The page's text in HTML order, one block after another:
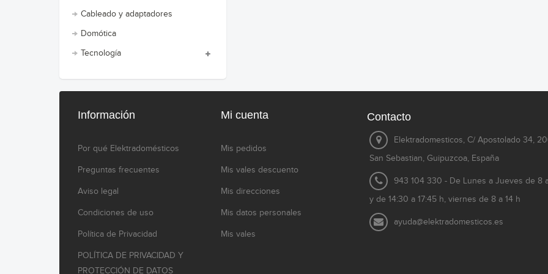
Cableado y adaptadores
Domótica
Tecnología
Información
Por qué Elektradomésticos
Preguntas frecuentes
Aviso legal
Condiciones de uso
Política de Privacidad
POLÍTICA DE PRIVACIDAD Y
PROTECCIÓN DE DATOS
Mi cuenta
Mis pedidos
Mis vales descuento
Mis direcciones
Mis datos personales
Mis vales
Contacto
Elektradomesticos, C/ Apostolado 34,
San Sebastian, Guipuzcoa, España
943 104 330 - De Lunes a Jueves de 8
y de 14:30 a 17:45 h, viernes de 8 a 14 h
ayuda@elektradomesticos.es